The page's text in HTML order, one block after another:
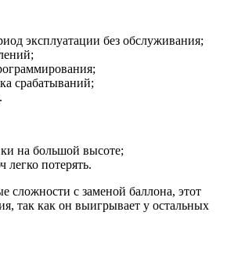
эксплуатации без обслуживания;
срабатываний;
на большой высоте;
потерять.
сложности с заменой баллона, этот
так как он выигрывает у остальных